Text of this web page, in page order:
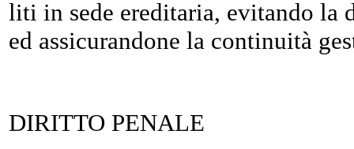
liti in sede ereditaria, evitando la
ed assicurandone la continuità
DIRITTO PENALE